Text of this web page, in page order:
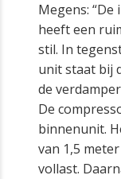
Megens:
heeft een
stil. In
unit staat bij
de
De
binnenunit.
van 1,5
vollast.